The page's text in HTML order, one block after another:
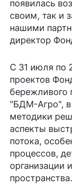
появилась
своим, так и
нашими
директор
С 31 июля по
проектов
бережливого
"БДМ-Агро", в
методики
аспекты
потока,
процессов,
организации
пространства.